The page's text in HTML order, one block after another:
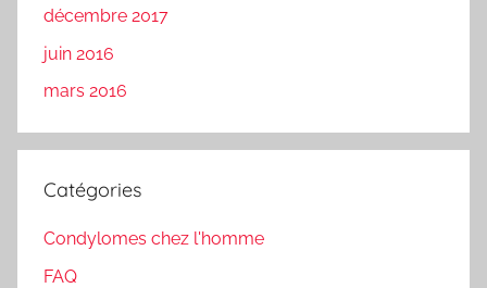
décembre 2017
juin 2016
mars 2016
Catégories
Condylomes chez l'homme
FAQ